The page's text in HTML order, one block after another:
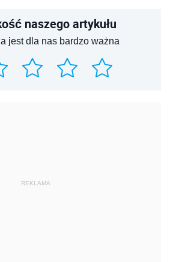
naszego artykułu
jest dla nas bardzo ważna
REKLAMA